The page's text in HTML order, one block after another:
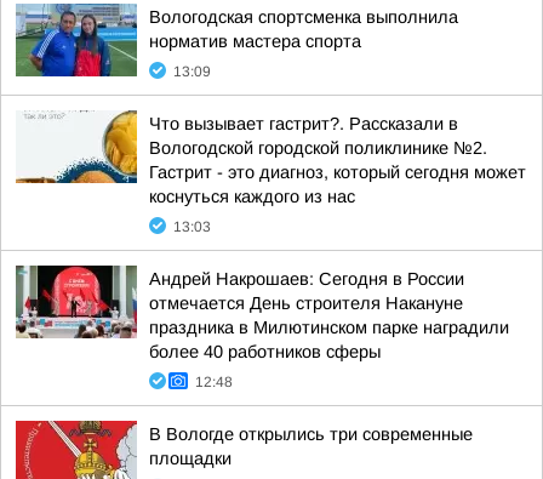
Вологодская спортсменка выполнила
норматив мастера спорта
13:09
Что вызывает гастрит?. Рассказали в
Вологодской городской поликлинике №2.
Гастрит - это диагноз, который сегодня может
коснуться каждого из нас
13:03
Андрей Накрошаев: Сегодня в России
отмечается День строителя Накануне
праздника в Милютинском парке наградили
более 40 работников сферы
12:48
В Вологде открылись три современные
площадки